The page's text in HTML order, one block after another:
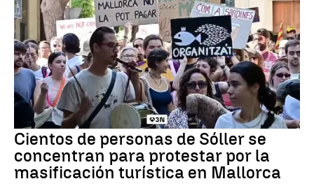
Cientos de personas de Sóller se
concentran para protestar por la
masificación turística en Mallorca